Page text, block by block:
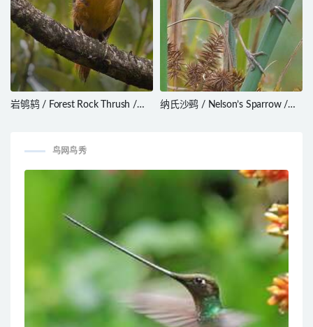
岩鸲鸫 / Forest Rock Thrush /
纳氏沙鹀 / Nelson’s Sparrow /
鸟网鸟秀